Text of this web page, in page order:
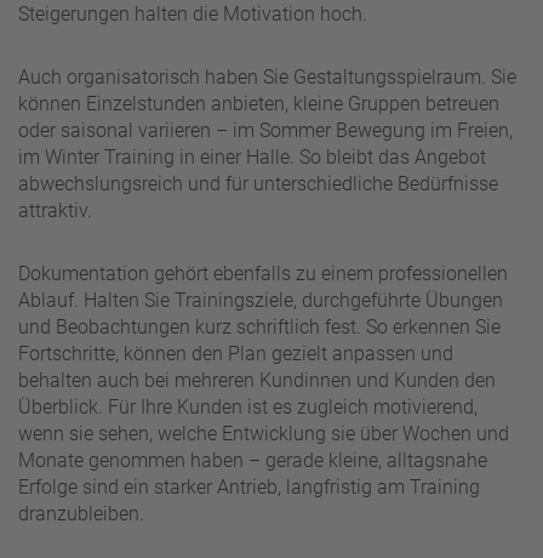
Steigerungen halten die Motivation hoch.
Auch organisatorisch haben Sie Gestaltungsspielraum. Sie
können Einzelstunden anbieten, kleine Gruppen betreuen
oder saisonal variieren – im Sommer Bewegung im Freien,
im Winter Training in einer Halle. So bleibt das Angebot
abwechslungsreich und für unterschiedliche Bedürfnisse
attraktiv.
Dokumentation gehört ebenfalls zu einem professionellen
Ablauf. Halten Sie Trainingsziele, durchgeführte Übungen
und Beobachtungen kurz schriftlich fest. So erkennen Sie
Fortschritte, können den Plan gezielt anpassen und
behalten auch bei mehreren Kundinnen und Kunden den
Überblick. Für Ihre Kunden ist es zugleich motivierend,
wenn sie sehen, welche Entwicklung sie über Wochen und
Monate genommen haben – gerade kleine, alltagsnahe
Erfolge sind ein starker Antrieb, langfristig am Training
dranzubleiben.